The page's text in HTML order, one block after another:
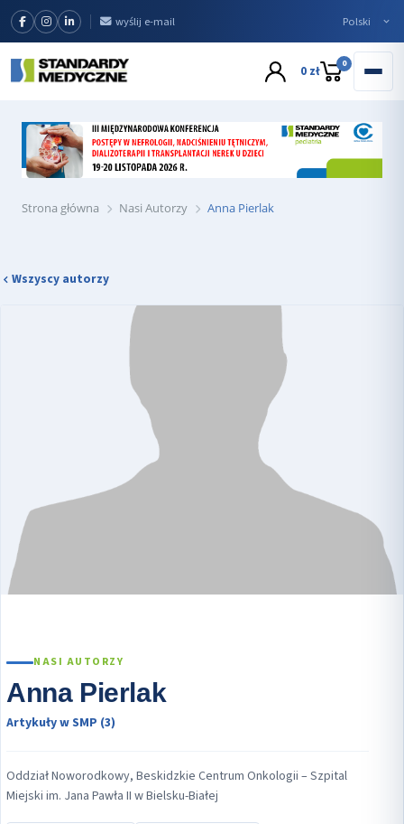
wyślij e-mail
0 zł 0
Strona główna Nasi Autorzy Anna Pierlak
Wszyscy autorzy
NASI AUTORZY
Anna Pierlak
Artykuły w SMP (3)
Oddział Noworodkowy, Beskidzkie Centrum Onkologii – Szpital
Miejski im. Jana Pawła II w Bielsku-Białej